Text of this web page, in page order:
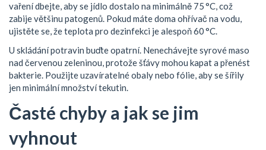
vaření dbejte, aby se jídlo dostalo na minimálně 75 °C, což
zabije většinu patogenů. Pokud máte doma ohřívač na vodu,
ujistěte se, že teplota pro dezinfekci je alespoň 60 °C.
U skládání potravin buďte opatrní. Nenechávejte syrové maso
nad červenou zeleninou, protože šťávy mohou kapat a přenést
bakterie. Použijte uzavíratelné obaly nebo fólie, aby se šířily
jen minimální množství tekutin.
Časté chyby a jak se jim
vyhnout